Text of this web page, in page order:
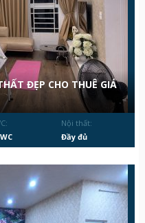
ĐẸP CHO THUÊ GIÁ
Nội thất:
Đầy đủ